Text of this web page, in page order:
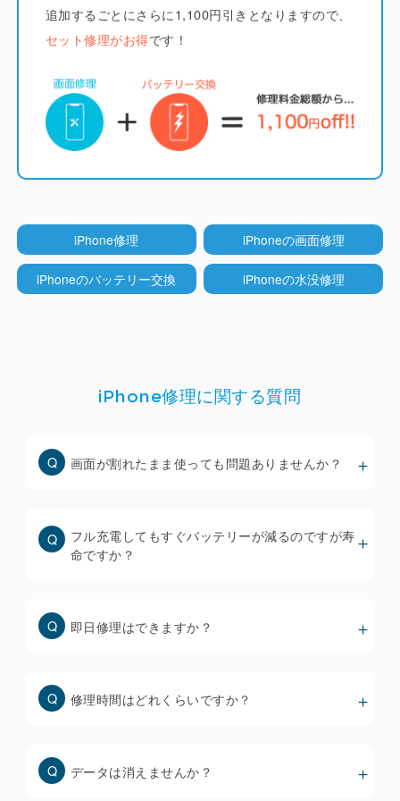
店ではコストを下げるためにLCD（液晶）やガラス
系素材で作られたハードOLEDが多く使われていま
LCD（液晶）モデル
（iPhone 5~8系/SE系/XR/11）
プレイを採用しています。
他店ではコストを下げる
ためにオンセル型のLCDが多く使われていますが分
厚くなりタッチ操作性も劣ります。
iCrackedのディスプレイはTrueTone機能（周囲の
応しており、iOS18.1以降で正常に動作することを
確認しています。
に必要なデータを移植するための機器を全店に配備
していますが、交換前のディスプレイからTrueTone
なります。
・ホームページには安い修理料金のみを提示して、来
いです。
・破損状態を軽度、重度で価格を変えている修理店も
追加するごとにさらに1,100円引きとなりますので、
セット修理がお得です！
iPhone修理 iPhoneの画面修理
iPhoneのバッテリー交換 iPhoneの水没修理
iPhone修理に関する質問
画面が割れたまま使っても問題ありませんか？
フル充電してもすぐバッテリーが減るのですが寿
命ですか？
即日修理はできますか？
修理時間はどれくらいですか？
データは消えませんか？